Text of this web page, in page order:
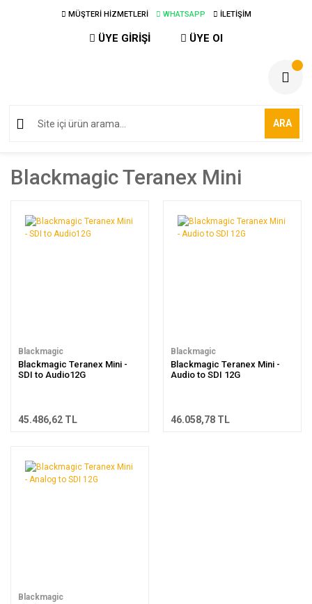
MÜŞTERİ HİZMETLERİ WHATSAPP İLETİŞİM
ÜYE GİRİŞİ ÜYE Ol
ARA
Blackmagic Teranex Mini
Blackmagic
Blackmagic Teranex Mini -
SDI to Audio12G
45.486,62 TL
Blackmagic
Blackmagic Teranex Mini -
Audio to SDI 12G
46.058,78 TL
Blackmagic